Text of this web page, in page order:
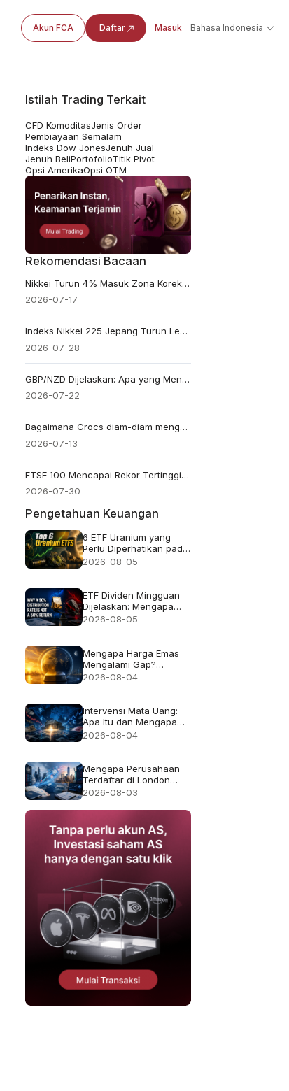
Akun FCA Daftar Masuk Bahasa Indonesia
Istilah Trading Terkait
CFD KomoditasJenis Order
Pembiayaan Semalam
Indeks Dow JonesJenuh Jual
Jenuh BeliPortofolioTitik Pivot
Opsi AmerikaOpsi OTM
Rekomendasi Bacaan
Nikkei Turun 4% Masuk Zona Koreksi Saat Aksi Jual Chip Global Menyasar Tokyo
2026-07-17
Indeks Nikkei 225 Jepang Turun Lebih dari 4% Akibat Penjualan Besar-besaran Saham Pembuat Chip
2026-07-28
GBP/NZD Dijelaskan: Apa yang Menggerakkan Pasangan Pound-Kiwi?
2026-07-22
Bagaimana Crocs diam-diam mengatasi lesunya ritel hingga mencapai harga tertinggi 52-minggu baru
2026-07-13
FTSE 100 Mencapai Rekor Tertinggi Intraday 10,951 Saat Saham Minyak Memimpin
2026-07-30
Pengetahuan Keuangan
6 ETF Uranium yang
Perlu Diperhatikan pada
2026 dan Isi
2026-08-05
ETF Dividen Mingguan
Dijelaskan: Mengapa
Tingkat Distribusi 50%
2026-08-05
Mengapa Harga Emas
Mengalami Gap?
Penjelasan Jam Trading
2026-08-04
Intervensi Mata Uang:
Apa Itu dan Mengapa
Kadang Gagal
2026-08-04
Mengapa Perusahaan
Terdaftar di London
Pindah ke AS, dan Apa
Pemegang Saham?
2026-08-03